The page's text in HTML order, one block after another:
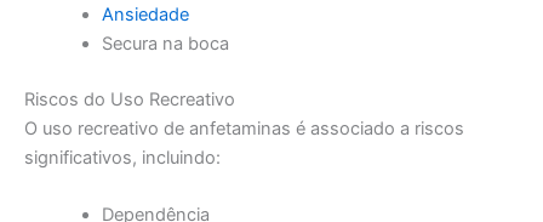
Ansiedade
Secura na boca
Riscos do Uso Recreativo
O uso recreativo de anfetaminas é associado a riscos
significativos, incluindo:
Dependência